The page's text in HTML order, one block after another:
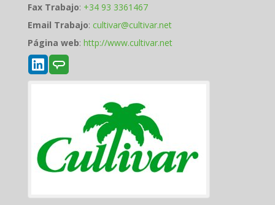
Fax Trabajo: +34 93 3361467
Email Trabajo: cultivar@cultivar.net
Página web: http://www.cultivar.net